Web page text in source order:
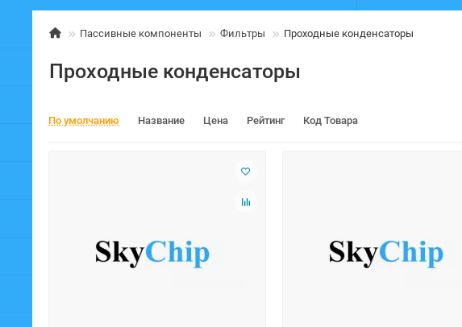
Пассивные компоненты Фильтры Проходные конденсаторы
Проходные конденсаторы
По умолчанию Название Цена Рейтинг Код Товара